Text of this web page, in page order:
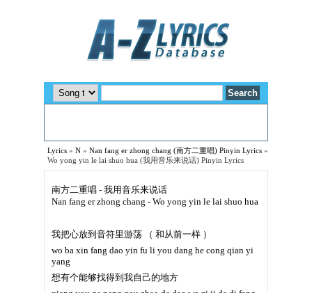
Lyrics » N » Nan fang er zhong chang (南方二重唱) Pinyin Lyrics »
Wo yong yin le lai shuo hua (我用音乐来说话) Pinyin Lyrics
南方二重唱 - 我用音乐来说话
Nan fang er zhong chang - Wo yong yin le lai shuo hua
我把心放到音符里游荡 （ 和从前一样 ）
wo ba xin fang dao yin fu li you dang he cong qian yi
yang
想有个能够找得到我自己的地方